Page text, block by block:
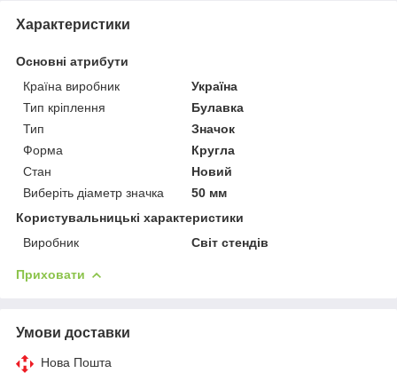
Характеристики
Основні атрибути
Країна виробник
Україна
Тип кріплення
Булавка
Тип
Значок
Форма
Кругла
Стан
Новий
Виберіть діаметр значка
50 мм
Користувальницькі характеристики
Виробник
Світ стендів
Приховати
Умови доставки
Нова Пошта